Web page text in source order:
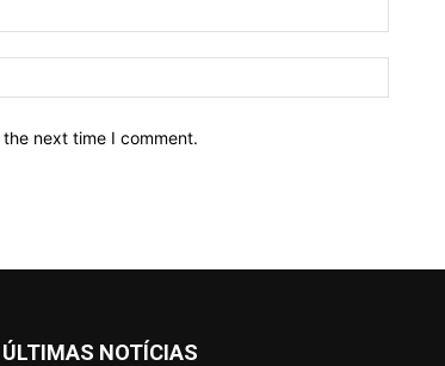
next time I comment.
ÚLTIMAS NOTÍCIAS